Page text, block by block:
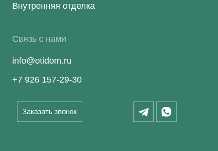
Внутренняя отделка
Связь с нами
info@otidom.ru
+7 926 157-29-30
Заказать звонок